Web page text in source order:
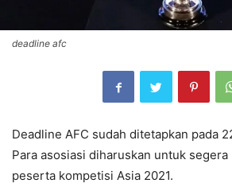
deadline afc
Deadline AFC sudah ditetapkan pada
Para asosiasi diharuskan untuk
peserta kompetisi Asia 2021.